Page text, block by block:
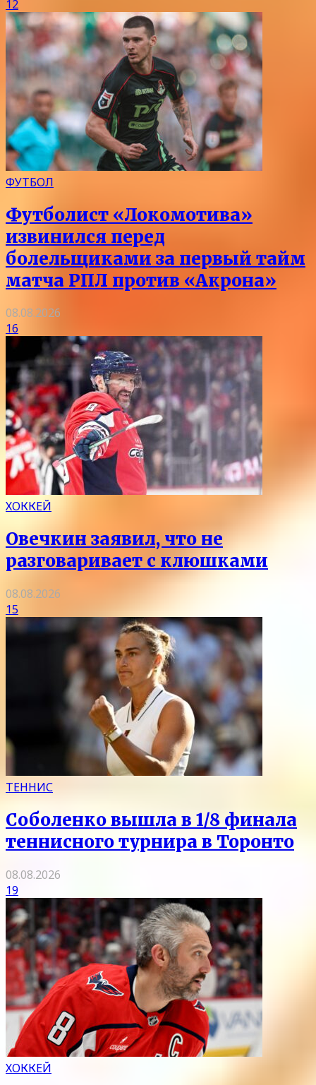
12
ФУТБОЛ
Футболист «Локомотива»
извинился перед
болельщиками за первый тайм
матча РПЛ против «Акрона»
08.08.2026
16
ХОККЕЙ
Овечкин заявил, что не
разговаривает с клюшками
08.08.2026
15
ТЕННИС
Соболенко вышла в 1/8 финала
теннисного турнира в Торонто
08.08.2026
19
ХОККЕЙ